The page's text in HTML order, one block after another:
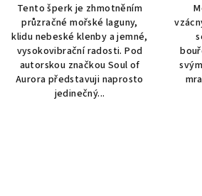
Tento šperk je zhmotněním
průzračné mořské laguny,
klidu nebeské klenby a jemné,
vysokovibrační radosti. Pod
autorskou značkou Soul of
Aurora představuji naprosto
jedinečný...